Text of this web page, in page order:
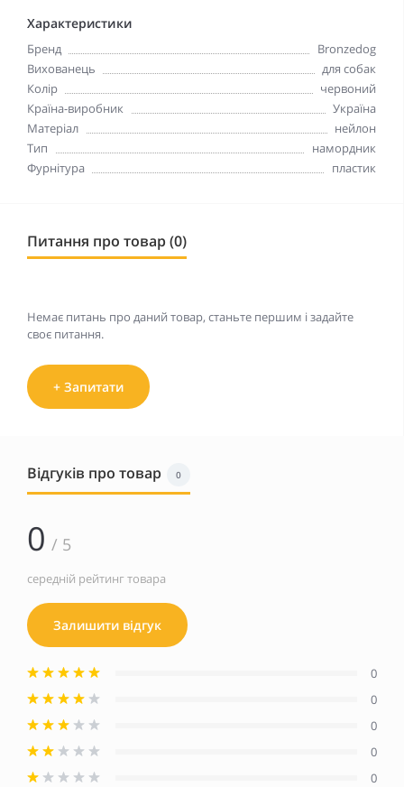
Характеристики
Бренд
Bronzedog
Вихованець
для собак
Колір
червоний
Країна-виробник
Україна
Матеріал
нейлон
Тип
намордник
Фурнітура
пластик
Питання про товар (0)
Немає питань про даний товар, станьте першим і задайте
своє питання.
+ Запитати
Відгуків про товар 0
0 / 5
середній рейтинг товара
Залишити відгук
0
0
0
0
0